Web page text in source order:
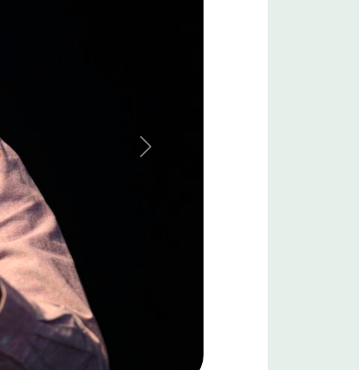
Siguiente